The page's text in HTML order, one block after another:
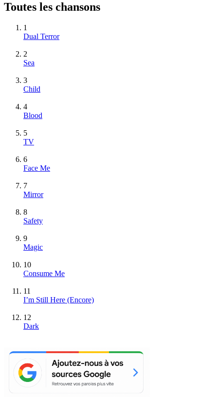
Toutes les chansons
1
Dual Terror
2
Sea
3
Child
4
Blood
5
TV
6
Face Me
7
Mirror
8
Safety
9
Magic
10
Consume Me
11
I’m Still Here (Encore)
12
Dark